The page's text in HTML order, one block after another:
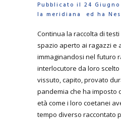
Pubblicato il 24 Giugno
la meridiana
ed ha
Continua la raccolta di testi
spazio aperto ai ragazzi e
immaginandosi nel futuro
interlocutore da loro scelto
vissuto, capito, provato
pandemia che ha imposto
età come i loro coetanei
tempo diverso raccontato